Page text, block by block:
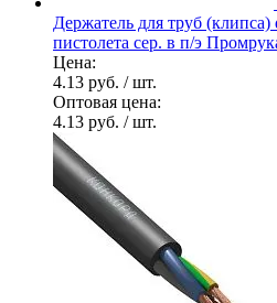
Держатель для труб
пистолета сер. в п/э
Цена:
4.13 руб. / шт.
Оптовая цена:
4.13 руб. / шт.